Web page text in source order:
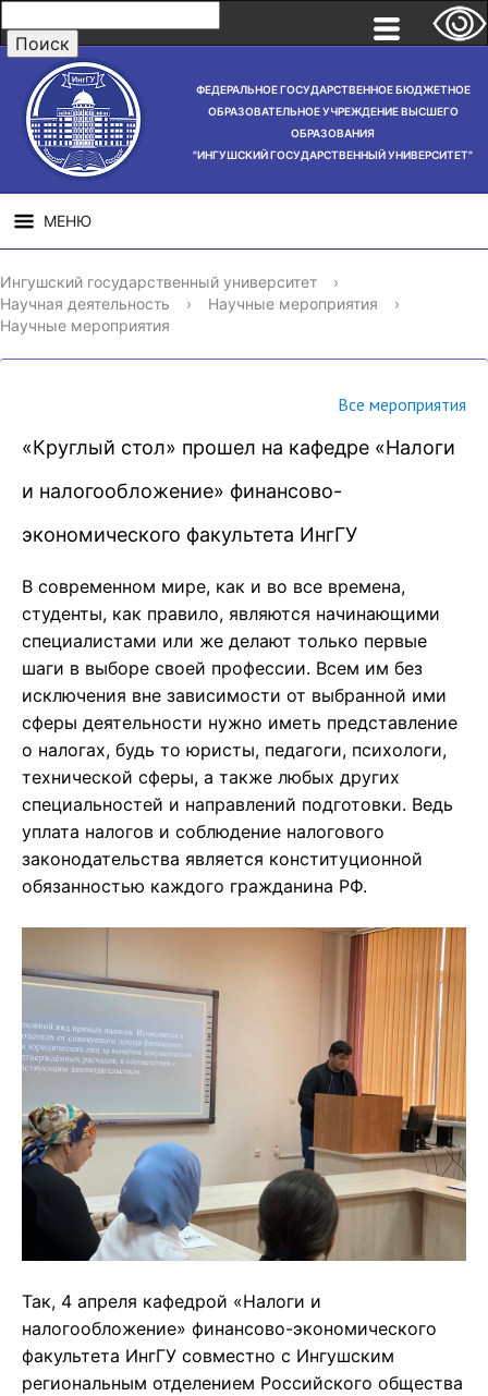
ФЕДЕРАЛЬНОЕ ГОСУДАРСТВЕННОЕ БЮДЖЕТНОЕ
ОБРАЗОВАТЕЛЬНОЕ УЧРЕЖДЕНИЕ ВЫСШЕГО
ОБРАЗОВАНИЯ
"ИНГУШСКИЙ ГОСУДАРСТВЕННЫЙ УНИВЕРСИТЕТ"
МЕНЮ
СВЕДЕНИЯ ОБ
ОБРАЗОВАТЕЛЬНОЙ
ОРГАНИЗАЦИИ
НАУЧНАЯ
ДЕЯТЕЛЬНОСТЬ
Ингушский государственный университет
›
Научная деятельность
› Научные мероприятия
›
Научные мероприятия
Все мероприятия
«Круглый стол» прошел на кафедре «Налоги
и налогообложение» финансово-
экономического факультета ИнгГУ
В современном мире, как и во все времена,
студенты, как правило, являются начинающими
специалистами или же делают только первые
шаги в выборе своей профессии. Всем им без
исключения вне зависимости от выбранной ими
сферы деятельности нужно иметь представление
о налогах, будь то юристы, педагоги, психологи,
технической сферы, а также любых других
специальностей и направлений подготовки. Ведь
уплата налогов и соблюдение налогового
законодательства является конституционной
обязанностью каждого гражданина РФ.
Так, 4 апреля кафедрой «Налоги и
налогообложение» финансово-экономического
факультета ИнгГУ совместно с Ингушским
региональным отделением Российского общества